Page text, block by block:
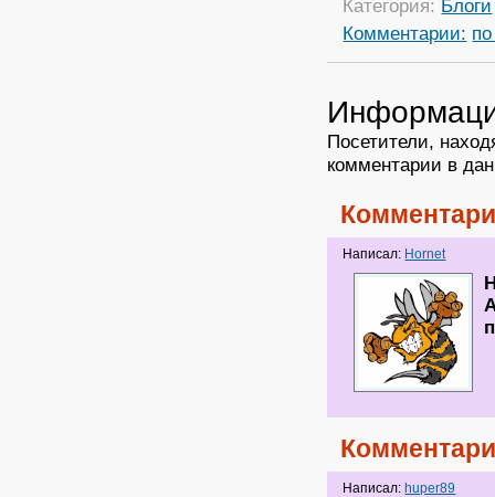
Категория: Блоги
Комментарии:
Посетители,
комментарии в
Написал: Hornet
Написал: huper89